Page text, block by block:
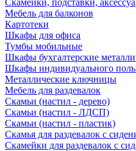
Скамейки, подставки,
Мебель для балконов
Картотеки
Шкафы для офиса
Тумбы мобильные
Шкафы бухгалтерские
Шкафы индивидуального
Металлические ключницы
Мебель для раздевалок
Скамьи (настил - дерево)
Скамьи (настил - ЛДСП)
Скамьи (настил - пластик)
Скамья для раздевалок с
Скамейки для раздевалок с